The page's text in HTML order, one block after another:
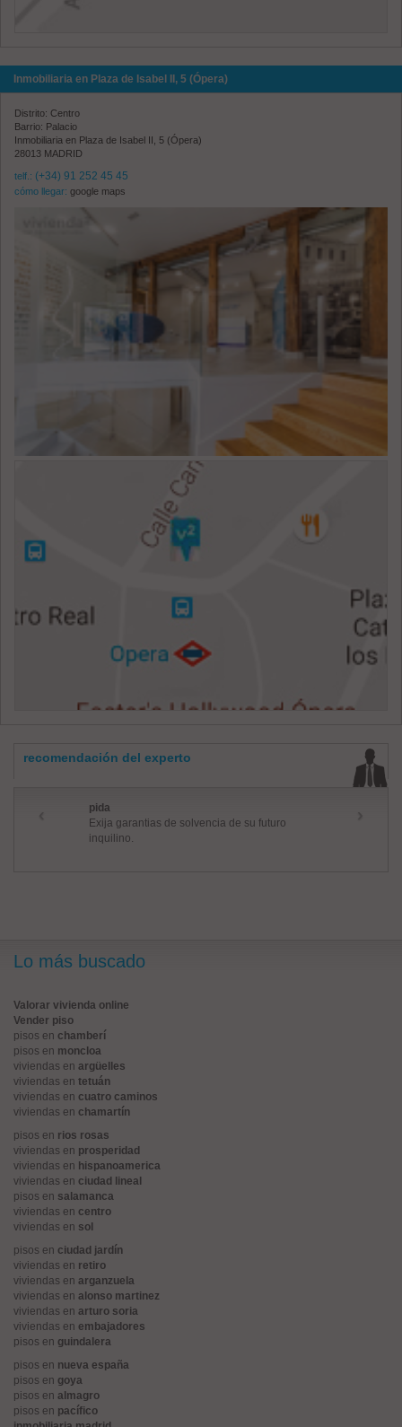
Inmobiliaria en Plaza de Isabel II, 5 (Ópera)
Distrito: Centro
Barrio: Palacio
Inmobiliaria en Plaza de Isabel II, 5 (Ópera)
28013 MADRID
telf.: (+34) 91 252 45 45
cómo llegar: google maps
recomendación del experto
pida
Exija garantias de solvencia de su futuro
inquilino.
Lo más buscado
Valorar vivienda online
Vender piso
pisos en chamberí
pisos en moncloa
viviendas en argüelles
viviendas en tetuán
viviendas en cuatro caminos
viviendas en chamartín
pisos en rios rosas
viviendas en prosperidad
viviendas en hispanoamerica
viviendas en ciudad lineal
pisos en salamanca
viviendas en centro
viviendas en sol
pisos en ciudad jardín
viviendas en retiro
viviendas en arganzuela
viviendas en alonso martinez
viviendas en arturo soria
viviendas en embajadores
pisos en guindalera
pisos en nueva españa
pisos en goya
pisos en almagro
pisos en pacífico